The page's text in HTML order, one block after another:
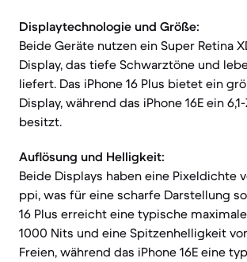
Displaytechnologie und Größe:
Beide Geräte nutzen ein Super Retina
Display, das tiefe Schwarztöne und
liefert. Das iPhone 16 Plus bietet ein
Display, während das iPhone 16E ein
besitzt.
Auflösung und Helligkeit:
Beide Displays haben eine Pixeldichte
ppi, was für eine scharfe Darstellung
16 Plus erreicht eine typische
1000 Nits und eine Spitzenhelligkeit
Freien, während das iPhone 16E eine